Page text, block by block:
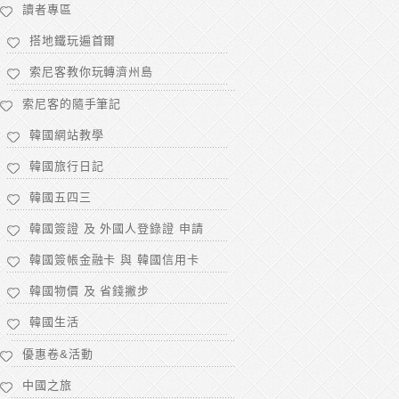
讀者專區
搭地鐵玩遍首爾
索尼客教你玩轉濟州島
索尼客的隨手筆記
韓國網站教學
韓國旅行日記
韓國五四三
韓國簽證 及 外國人登錄證 申請
韓國簽帳金融卡 與 韓國信用卡
韓國物價 及 省錢撇步
韓國生活
優惠卷&活動
中國之旅